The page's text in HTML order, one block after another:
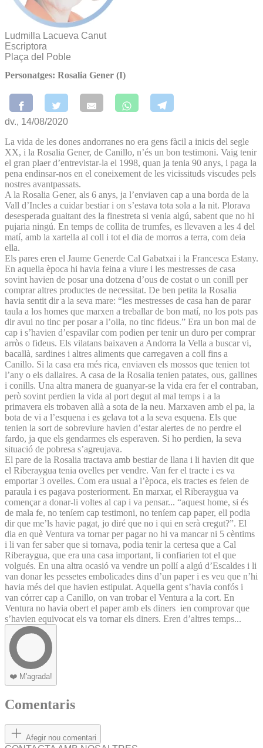
Ludmilla Lacueva Canut
Escriptora
Plaça del Poble
Personatges: Rosalia Gener (I)
dv., 14/08/2020
La vida de les dones andorranes no era gens fàcil a inicis del segle
XX, i la Rosalia Gener, de Canillo, n’és un bon testimoni. Vaig tenir
el gran plaer d’entrevistar-la el 1998, quan ja tenia 90 anys, i paga la
pena endinsar-nos en el coneixement de les vicissituds viscudes pels
nostres avantpassats.
A la Rosalia Gener, als 6 anys, ja l’enviaven cap a una borda de la
Vall d’Incles a cuidar bestiar i on s’estava tota sola a la nit. Plorava
desesperada guaitant des la finestreta si venia algú, sabent que no hi
pujaria ningú. En temps de collita de trumfes, es llevaven a les 4 del
matí, amb la xartella al coll i tot el dia de morros a terra, com deia
ella.
Els pares eren el Jaume Generde Cal Gabatxai i la Francesca Estany.
En aquella època hi havia feina a viure i les mestresses de casa
sovint havien de posar una dotzena d’ous de costat o un conill per
comprar altres productes de necessitat. De ben petita la Rosalia
havia sentit dir a la seva mare: “les mestresses de casa han de parar
taula a los homes que marxen a treballar de bon matí, no los pots pas
dir avui no tinc per posar a l’olla, no tinc fideus.” Era un bon mal de
cap i s’havien d’espavilar com podien per tenir un duro per comprar
arròs o fideus. Els vilatans baixaven a Andorra la Vella a buscar vi,
bacallà, sardines i altres aliments que carregaven a coll fins a
Canillo. Si la casa era més rica, enviaven els mossos que tenien tot
l’any o els dallaires. A casa de la Rosalia tenien patates, ous, gallines
i conills. Una altra manera de guanyar-se la vida era fer el contraban,
però sovint perdien la vida al port degut al mal temps i a la
primavera els trobaven allà a sota de la neu. Marxaven amb el pa, la
bota de vi a l’esquena i es gelava tot a la seva esquena. Els que
tenien la sort de sobreviure havien d’estar alertes de no perdre el
fardo, ja que els gendarmes els esperaven. Si ho perdien, la seva
situació de pobresa s’agreujava.
El pare de la Rosalia tractava amb bestiar de llana i li havien dit que
el Riberaygua tenia ovelles per vendre. Van fer el tracte i es va
emportar 3 ovelles. Com era usual a l’època, els tractes es feien de
paraula i es pagava posteriorment. En marxar, el Riberaygua va
començar a donar-li voltes al cap i va pensar... “aquest home, si és
de mala fe, no teníem cap testimoni, no teníem cap paper, ell podia
dir que me’ls havie pagat, jo diré que no i qui en serà cregut?”. El
dia en què Ventura va tornar per pagar no hi va mancar ni 5 cèntims
i li van fer saber que si tornava, podia tenir la certesa que a Cal
Riberaygua, que era una casa important, li confiarien tot el que
volgués. En una altra ocasió va vendre un pollí a algú d’Escaldes i li
van donar les pessetes embolicades dins d’un paper i es veu que n’hi
havia més del que havien estipulat. Aquella gent s’havia confós i
van córrer cap a Canillo, on van trobar el Ventura a la cort. En
Ventura no havia obert el paper amb els diners ien comprovar que
s’havien equivocat els va tornar els diners. Eren d’altres temps...
❤️ M'agrada!
Comentaris
Afegir nou comentari